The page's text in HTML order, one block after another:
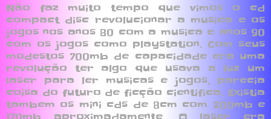
Não faz muito tempo que vimos o cd
compact disc revolucionar a musica e os
jogos nos anos 80 com a musica e anos 90
com os jogos como playstation. Com seus
modestos 700mb de capacidade era uma
revolução ter algo que usava a luz um
laser para ler musicas e jogos, parecia
coisa do futuro de ficção cientifica. Existia
tambem os mini cds de 8cm com 200mb e